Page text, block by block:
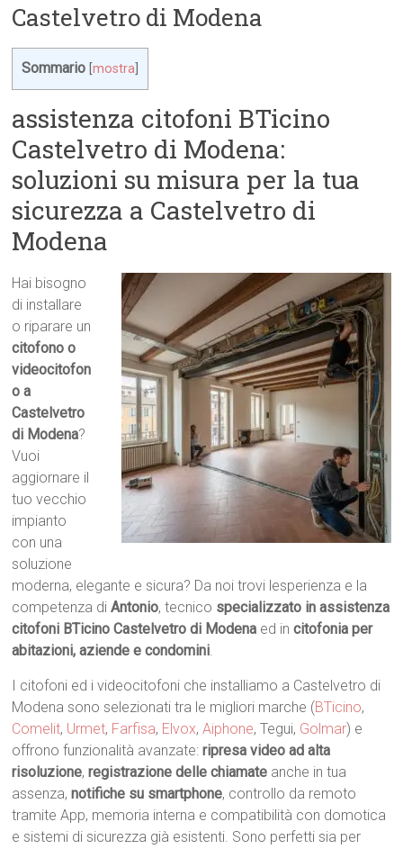
Castelvetro di Modena
Sommario [mostra
assistenza citofoni BTicino
Castelvetro di Modena:
soluzioni su misura per la tua
sicurezza a Castelvetro di
Modena
Hai bisogno
di installare
o riparare un
citofono o
videocitofon
o a
Castelvetro
di Modena?
Vuoi
aggiornare il
tuo vecchio
impianto
con una
soluzione
moderna, elegante e sicura? Da noi trovi lesperienza e la
competenza diAntonio, tecnico specializzato in assistenza
citofoni BTicino Castelvetro di Modena ed incitofonia per
abitazioni, aziende e condomini.
I citofoni ed i videocitofoni che installiamo a Castelvetro di
Modena sono selezionati tra le migliori marche (BTicino,
Comelit, Urmet, Farfisa, Elvox,Aiphone, Tegui, Golmar) e
offrono funzionalità avanzate:ripresa video ad alta
risoluzione,registrazione delle chiamate anche in tua
assenza,notifiche su smartphone, controllo da remoto
tramite App, memoria interna e compatibilità con domotica
e sistemi di sicurezza già esistenti. Sono perfetti sia per